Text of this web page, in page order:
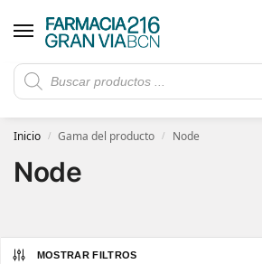
Rebajas de verano hasta -30%
5€ de descuento con el cupón 5GRANVIA
Inicio / Gama del producto / Node
Node
MOSTRAR FILTROS